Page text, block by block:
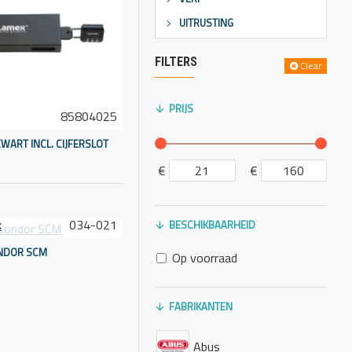
met een
met een vast
kan worden
functioneren in
85804025
INCL. CIJFERSLOT
034-021
SCM
UITRUSTING
FILTERS Clear
PRIJS
€ €
FABRIKANTEN
Abus
BESCHIKBAARHEID
Op voorraad